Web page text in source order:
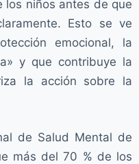
los niños antes de que
Esto se ve
emocional, la
y que contribuye la
la acción sobre la
de Salud Mental de
más del 70 % de los